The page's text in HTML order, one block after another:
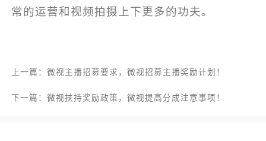
常的运营和视频拍摄上下更多的功夫。
上一篇：微视主播招募要求，微视招募主播奖励计划！
下一篇：微视扶持奖励政策，微视提高分成注意事项！